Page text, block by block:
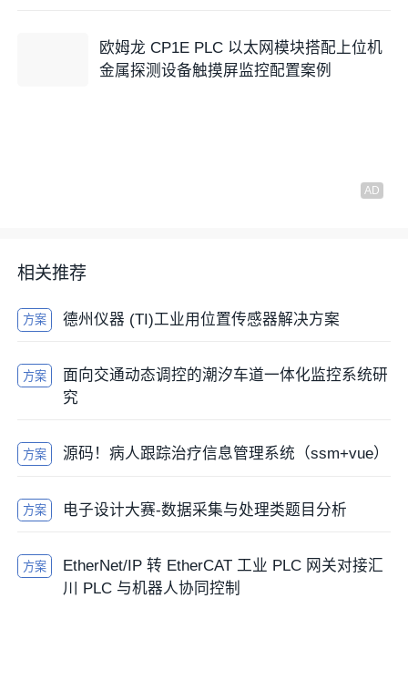
欧姆龙 CP1E PLC 以太网模块搭配上位机
金属探测设备触摸屏监控配置案例
相关推荐
方案 德州仪器 (TI)工业用位置传感器解决方案
方案
面向交通动态调控的潮汐车道一体化监控系统研
究
方案 源码！病人跟踪治疗信息管理系统（ssm+vue）
方案 电子设计大赛-数据采集与处理类题目分析
方案
EtherNet/IP 转 EtherCAT 工业 PLC 网关对接汇
川 PLC 与机器人协同控制